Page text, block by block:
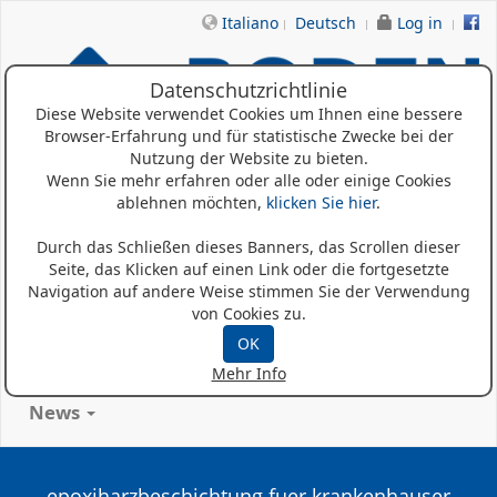
Datenschutzrichtlinie
Diese Website verwendet Cookies um Ihnen eine bessere
Browser-Erfahrung und für statistische Zwecke bei der
Nutzung der Website zu bieten.
Wenn Sie mehr erfahren oder alle oder einige Cookies
ablehnen möchten, klicken Sie hier.
Durch das Schließen dieses Banners, das Scrollen dieser
Seite, das Klicken auf einen Link oder die fortgesetzte
Navigation auf andere Weise stimmen Sie der Verwendung
von Cookies zu.
OK
Mehr Info
Italiano Deutsch Log in
Home
Wer Sind Wir
News